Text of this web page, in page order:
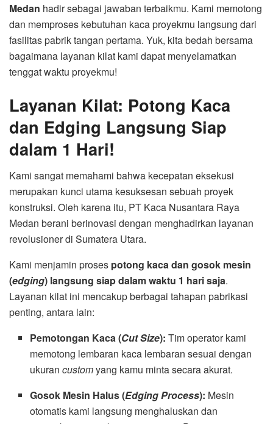
Medan hadir sebagai jawaban terbaikmu. Kami memotong
dan memproses kebutuhan kaca proyekmu langsung dari
fasilitas pabrik tangan pertama. Yuk, kita bedah bersama
bagaimana layanan kilat kami dapat menyelamatkan
tenggat waktu proyekmu!
Layanan Kilat: Potong Kaca
dan Edging Langsung Siap
dalam 1 Hari!
Kami sangat memahami bahwa kecepatan eksekusi
merupakan kunci utama kesuksesan sebuah proyek
konstruksi. Oleh karena itu, PT Kaca Nusantara Raya
Medan berani berinovasi dengan menghadirkan layanan
revolusioner di Sumatera Utara.
Kami menjamin proses potong kaca dan gosok mesin
(edging) langsung siap dalam waktu 1 hari saja.
Layanan kilat ini mencakup berbagai tahapan pabrikasi
penting, antara lain:
Pemotongan Kaca (Cut Size): Tim operator kami
memotong lembaran kaca lembaran sesuai dengan
ukurancustomyang kamu minta secara akurat.
Gosok Mesin Halus (Edging Process): Mesin
otomatis kami langsung menghaluskan dan